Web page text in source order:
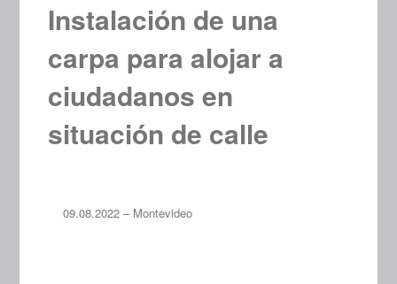
Instalación de una
carpa para alojar a
ciudadanos en
situación de calle
09.08.2022 – Montevideo